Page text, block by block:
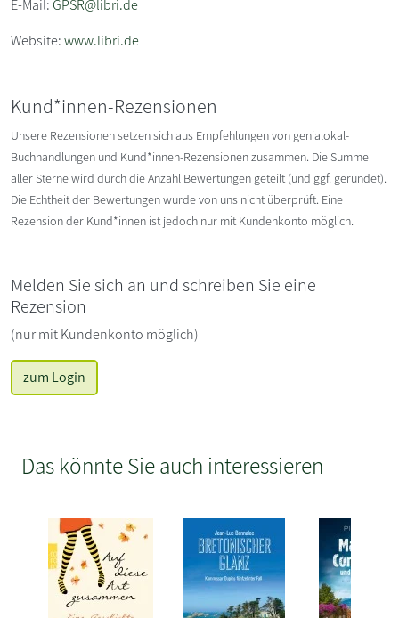
E-Mail:GPSR@libri.de
Website:www.libri.de
Kund*innen-Rezensionen
Unsere Rezensionen setzen sich aus Empfehlungen von genialokal-
Buchhandlungen und Kund*innen-Rezensionen zusammen. Die Summe
aller Sterne wird durch die Anzahl Bewertungen geteilt (und ggf. gerundet).
Die Echtheit der Bewertungen wurde von uns nicht überprüft. Eine
Rezension der Kund*innen ist jedoch nur mit Kundenkonto möglich.
Melden Sie sich an und schreiben Sie eine
Rezension
(nur mit Kundenkonto möglich)
zum Login
Das könnte Sie auch interessieren